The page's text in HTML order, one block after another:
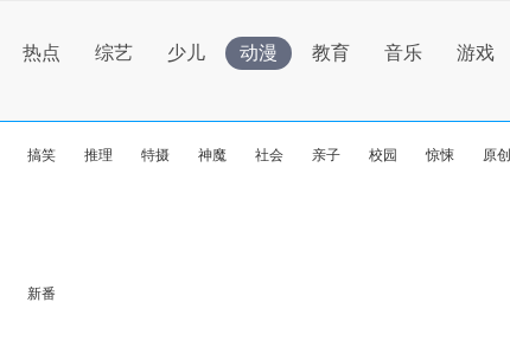
热点 综艺 少儿 动漫 教育 音乐 游戏
搞笑 推理 特摄 神魔 社会 亲子 校园 惊悚 原创
新番